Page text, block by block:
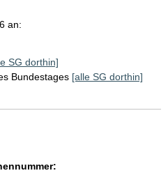
an:
SG dorthin]
Bundestages [alle SG dorthin]